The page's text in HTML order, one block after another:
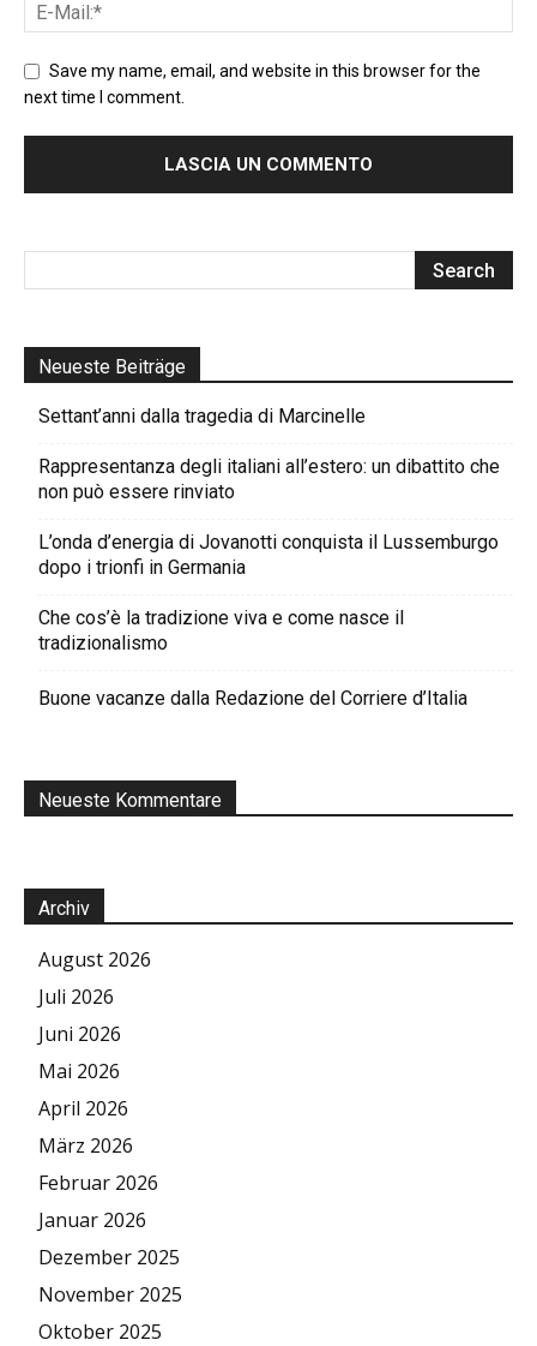
Save my name, email, and website in this browser for the
next time I comment.
Neueste Beiträge
Settant’anni dalla tragedia di Marcinelle
Rappresentanza degli italiani all’estero: un dibattito che
non può essere rinviato
L’onda d’energia di Jovanotti conquista il Lussemburgo
dopo i trionfi in Germania
Che cos’è la tradizione viva e come nasce il
tradizionalismo
Buone vacanze dalla Redazione del Corriere d’Italia
Neueste Kommentare
Archiv
August 2026
Juli 2026
Juni 2026
Mai 2026
April 2026
März 2026
Februar 2026
Januar 2026
Dezember 2025
November 2025
Oktober 2025